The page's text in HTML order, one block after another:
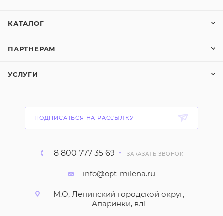
КАТАЛОГ
ПАРТНЕРАМ
УСЛУГИ
ПОДПИСАТЬСЯ НА РАССЫЛКУ
8 800 777 35 69 ЗАКАЗАТЬ ЗВОНОК
info@opt-milena.ru
М.О, Ленинский городской округ,
Апаринки, вл1